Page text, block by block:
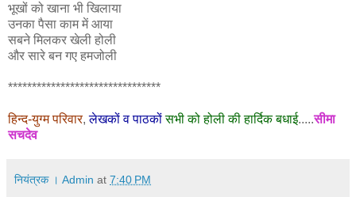
भूखों को खाना भी खिलाया
उनका पैसा काम में आया
सबने मिलकर खेली होली
और सारे बन गए हमजोली
********************************
हिन्द-युग्म परिवार,लेखकों व पाठकों सभी को होली की हार्दिक बधाई.....सीमा
सचदेव
नियंत्रक । Admin at 7:40 PM